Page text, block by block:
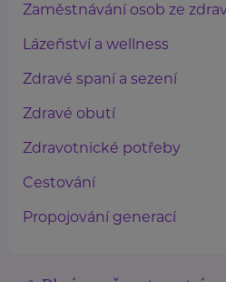
Zaměstnávání osob ze
Lázeňství a wellness
Zdravé spaní a sezení
Zdravé obutí
Zdravotnické potřeby
Cestování
Propojování generací